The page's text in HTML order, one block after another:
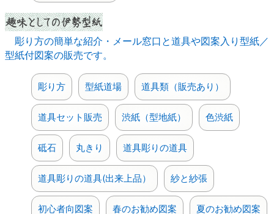
彫り方の簡単な紹介・メール窓口と道具や図案入り型紙／
型紙付図案の販売です。
彫り方 型紙道場 道具類（販売あり）
道具セット販売 渋紙（型地紙） 色渋紙
砥石 丸きり 道具彫りの道具
道具彫りの道具(出来上品） 紗と紗張
初心者向図案 春のお勧め図案 夏のお勧め図案